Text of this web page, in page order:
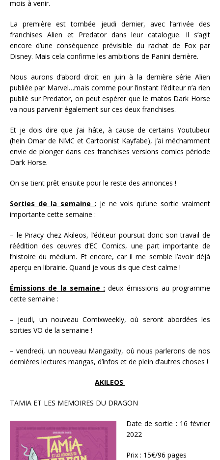
mois à venir.
La première est tombée jeudi dernier, avec l’arrivée des
franchises Alien et Predator dans leur catalogue. Il s’agit
encore d’une conséquence prévisible du rachat de Fox par
Disney. Mais cela confirme les ambitions de Panini derrière.
Nous aurons d’abord droit en juin à la dernière série Alien
publiée par Marvel…mais comme pour l’instant l’éditeur n’a rien
publié sur Predator, on peut espérer que le matos Dark Horse
va nous parvenir également sur ces deux franchises.
Et je dois dire que j’ai hâte, à cause de certains Youtubeur
(hein Omar de NMC et Cartoonist Kayfabe), j’ai méchamment
envie de plonger dans ces franchises versions comics période
Dark Horse.
On se tient prêt ensuite pour le reste des annonces !
Sorties de la semaine : je ne vois qu’une sortie vraiment
importante cette semaine :
– le Piracy chez Akileos, l’éditeur poursuit donc son travail de
réédition des œuvres d’EC Comics, une part importante de
l’histoire du médium. Et encore, car il me semble l’avoir déjà
aperçu en librairie. Quand je vous dis que c’est calme !
Émissions de la semaine : deux émissions au programme
cette semaine :
– jeudi, un nouveau Comixweekly, où seront abordées les
sorties VO de la semaine !
– vendredi, un nouveau Mangaxity, où nous parlerons de nos
dernières lectures mangas, d’infos et de plein d’autres choses !
AKILEOS
TAMIA ET LES MEMOIRES DU DRAGON
Date de sortie : 16 février
2022
Prix : 15€/96 pages